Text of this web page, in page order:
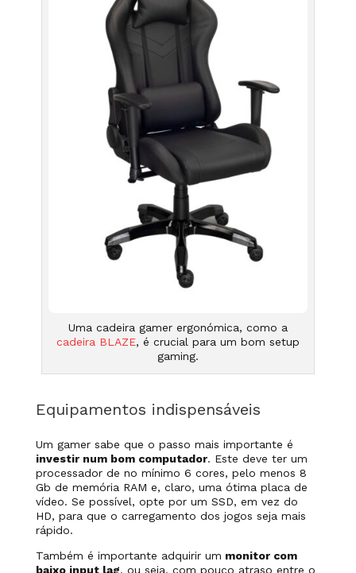
Uma cadeira gamer ergonómica, como a
cadeira BLAZE, é crucial para um bom setup
gaming.
Equipamentos indispensáveis
Um gamer sabe que o passo mais importante é
investir num bom computador. Este deve ter um
processador de no mínimo 6 cores, pelo menos 8
Gb de memória RAM e, claro, uma ótima placa de
vídeo. Se possível, opte por um SSD, em vez do
HD, para que o carregamento dos jogos seja mais
rápido.
Também é importante adquirir um monitor com
baixo input lag, ou seja, com pouco atraso entre o